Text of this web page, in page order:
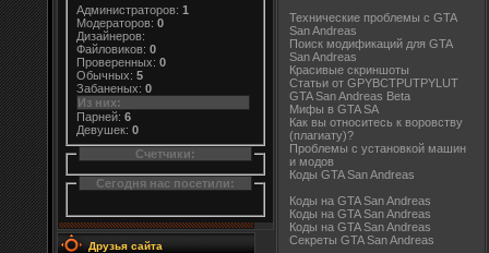
Администраторов: 1
Модераторов: 0
Дизайнеров:
Файловиков: 0
Проверенных: 0
Обычных: 5
Забаненых: 0
Из них:
Парней: 6
Девушек: 0
Счетчики:
Сегодня нас посетили:
Друзья сайта
Технические проблемы с GTA
San Andreas
Поиск модификаций для GTA
San Andreas
Красивые скриншоты
Статьи от GPYBCTPUTPYLUT
GTA San Andreas Beta
Мифы в GTA SA
Как вы относитесь к воровству
(плагиату)?
Проблемы с установкой машин
и модов
Коды GTA San Andreas
Коды на GTA San Andreas
Коды на GTA San Andreas
Коды на GTA San Andreas
Секреты GTA San Andreas